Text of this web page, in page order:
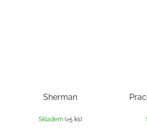
Sherman
Skladem(>5 ks)